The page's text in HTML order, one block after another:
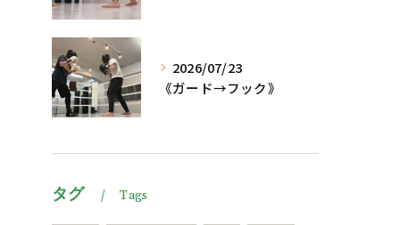
2026/07/23
《ガード→フック》
タグ Tags